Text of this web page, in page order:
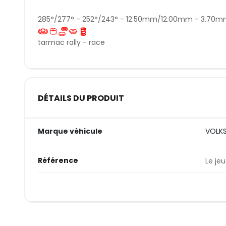
285°/277° - 252°/243° - 12.50mm/12.00mm -
tarmac rally - race
DÉTAILS DU PRODUIT
Marque véhicule
Référence Le jeu